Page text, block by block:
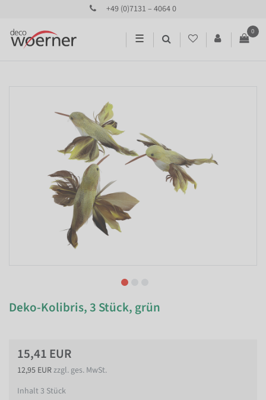
+49 (0)7131 – 4064 0
☰
0
Deko-Kolibris, 3 Stück, grün
15,41 EUR
12,95 EURzzgl. ges. MwSt.
Inhalt3 Stück